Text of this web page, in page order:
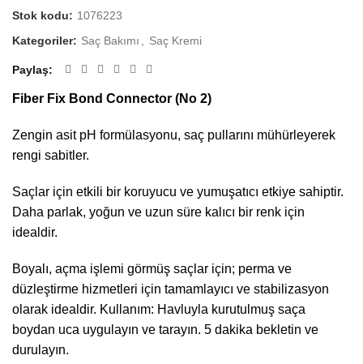
Stok kodu: 1076223
Kategoriler: Saç Bakımı Saç Kremi
Paylaş
Fiber Fix Bond Connector (No 2)
Zengin asit pH formülasyonu, saç pullarını mühürleyerek
rengi sabitler.
Saçlar için etkili bir koruyucu ve yumuşatıcı etkiye sahiptir.
Daha parlak, yoğun ve uzun süre kalıcı bir renk için
idealdir.
Boyalı, açma işlemi görmüş saçlar için; perma ve
düzleştirme hizmetleri için tamamlayıcı ve stabilizasyon
olarak idealdir. Kullanım: Havluyla kurutulmuş saça
boydan uca uygulayın ve tarayın. 5 dakika bekletin ve
durulayın.